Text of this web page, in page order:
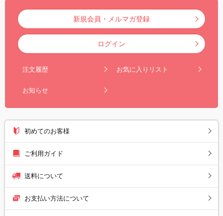
新規会員・メルマガ登録
ログイン
注文履歴 お気に入りリスト
お知らせ
初めてのお客様
ご利用ガイド
送料について
お支払い方法について